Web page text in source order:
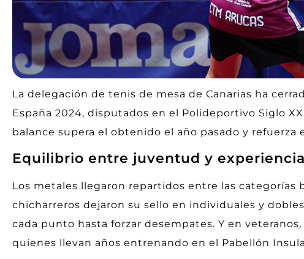
La delegación de tenis de mesa de Canarias ha
España 2024, disputados en el Polideportivo Siglo
balance supera el obtenido el año pasado y refuerza
Equilibrio entre juventud y experiencia
Los metales llegaron repartidos entre las categorías
chicharreros dejaron su sello en individuales y
cada punto hasta forzar desempates. Y en
quienes llevan años entrenando en el Pabellón